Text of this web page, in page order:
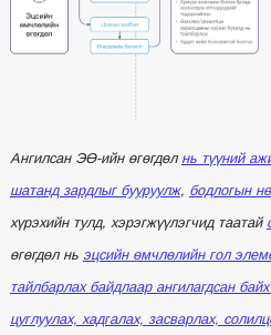
Ангилсан ЭӨ-ийн өгөгдөл нь түүний
шатанд зардлыг бууруулж, бодлогын
хүрэхийн тулд, хэрэгжүүлэгчид таатай
өгөгдөл нь эцсийн өмчлөлийн гол
тайлбарлах байдлаар ангилагдсан
цуглуулах, хадгалах, засварлах,